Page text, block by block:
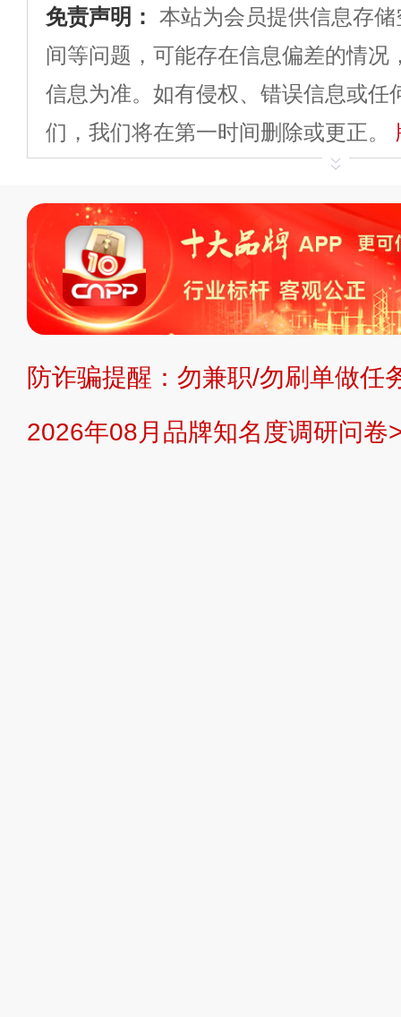
免责声明： 本站为会员提供信息存
间等问题，可能存在信息偏差的情况
信息为准。如有侵权、错误信息或任
们，我们将在第一时间删除或更正。
平台自有内容（文字
标、LOGO 等）知识产权归本站所
复制、转载、商用。本站不生产产
不代理、不招商、不提供中介服务。
持投资购买的观点或意见，页面信息
提交说明： 快速提交发布>> 提交品
防诈骗提醒：勿兼职/勿刷单做任
2026年08月品牌知名度调研问卷